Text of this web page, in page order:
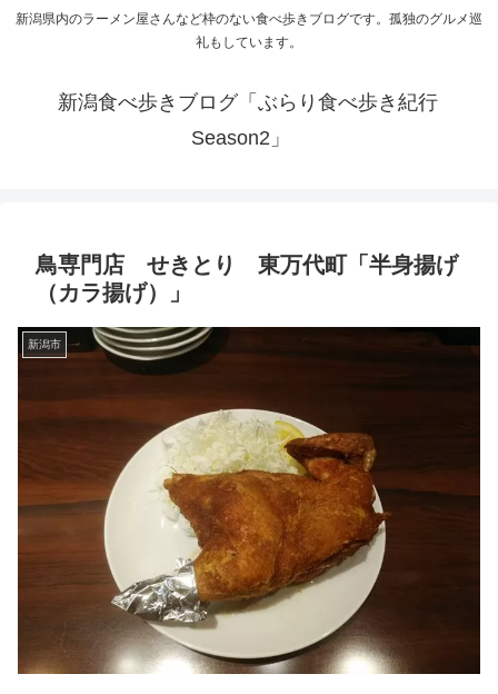
新潟県内のラーメン屋さんなど枠のない食べ歩きブログです。孤独のグルメ巡
礼もしています。
新潟食べ歩きブログ「ぶらり食べ歩き紀行
Season2」
鳥専門店 せきとり 東万代町「半身揚げ
（カラ揚げ）」
新潟市